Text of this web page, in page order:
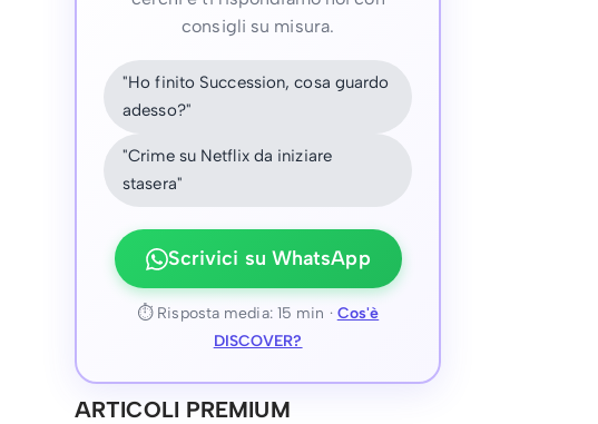
consigli su misura.
"Ho finito Succession, cosa guardo
adesso?"
"Crime su Netflix da iniziare
stasera"
Scrivici su WhatsApp
⏱ Risposta media: 15 min · Cos'è
DISCOVER?
ARTICOLI PREMIUM